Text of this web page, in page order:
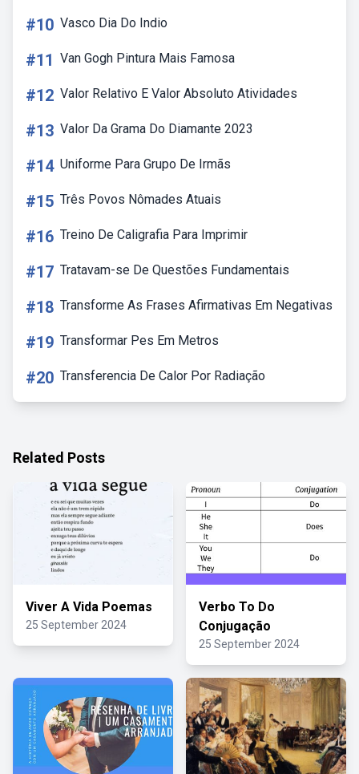
#10 Vasco Dia Do Indio
#11 Van Gogh Pintura Mais Famosa
#12 Valor Relativo E Valor Absoluto Atividades
#13 Valor Da Grama Do Diamante 2023
#14 Uniforme Para Grupo De Irmãs
#15 Três Povos Nômades Atuais
#16 Treino De Caligrafia Para Imprimir
#17 Tratavam-se De Questões Fundamentais
#18 Transforme As Frases Afirmativas Em Negativas
#19 Transformar Pes Em Metros
#20 Transferencia De Calor Por Radiação
Related Posts
Viver A Vida Poemas
25 September 2024
Verbo To Do
Conjugação
25 September 2024